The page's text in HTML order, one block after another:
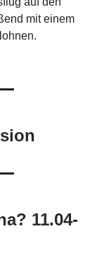
mit einem
11.04-